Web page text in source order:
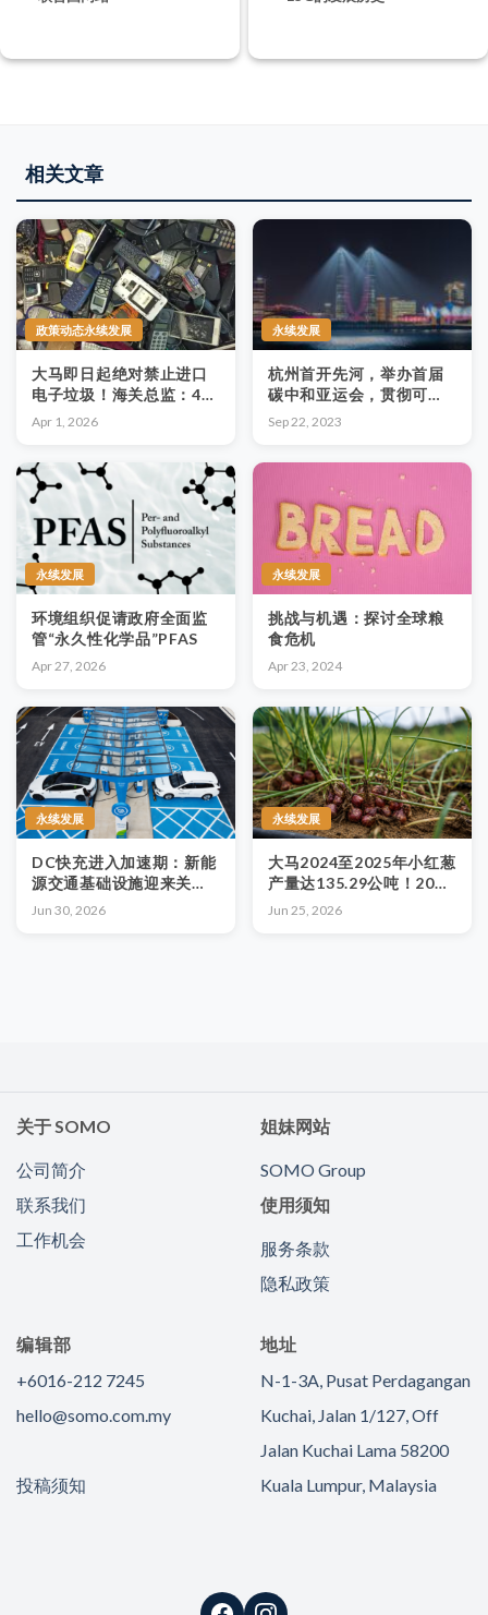
相关文章
政策动态永续发展
大马即日起绝对禁止进口
电子垃圾！海关总监：4月
1日正式生效，违者严惩不
Apr 1, 2026
永续发展
杭州首开先河，举办首届
碳中和亚运会，贯彻可持
续理念，回归最原始体验
Sep 22, 2023
永续发展
环境组织促请政府全面监
管“永久性化学品”PFAS
Apr 27, 2026
永续发展
挑战与机遇：探讨全球粮
食危机
Apr 23, 2024
永续发展
DC快充进入加速期：新能
源交通基础设施迎来关键
升级
Jun 30, 2026
永续发展
大马2024至2025年小红葱
产量达135.29公吨！2026
年新增61.18公顷
Jun 25, 2026
关于 SOMO
公司简介
联系我们
工作机会
姐妹网站
SOMO Group
使用须知
服务条款
隐私政策
编辑部
+6016-212 7245
hello@somo.com.my
投稿须知
地址
N-1-3A, Pusat Perdagangan
Kuchai, Jalan 1/127, Off
Jalan Kuchai Lama 58200
Kuala Lumpur, Malaysia